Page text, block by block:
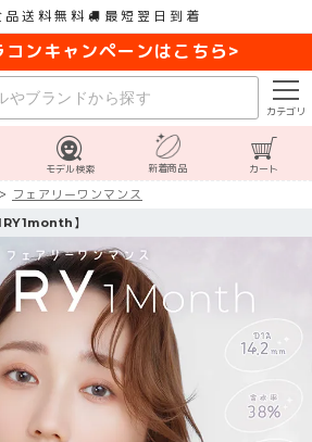
品送料無料 最短翌日到着
コンキャンペーンはこちら>
カテゴリ
モデル検索 新着商品 カート
フェアリーワンマンス
】